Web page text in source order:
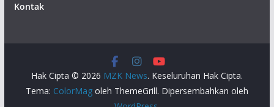
Kontak
Hak Cipta © 2026 MZK News. Keseluruhan Hak Cipta.
Tema: ColorMagoleh ThemeGrill. Dipersembahkan oleh